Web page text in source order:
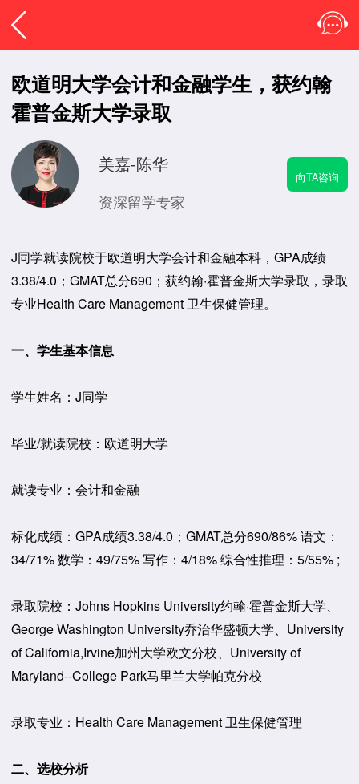
欧道明大学会计和金融学生，获约翰
霍普金斯大学录取
美嘉-陈华
资深留学专家
向TA咨询
J同学就读院校于欧道明大学会计和金融本科，GPA成绩
3.38/4.0；GMAT总分690；获约翰·霍普金斯大学录取，录取
专业Health Care Management 卫生保健管理。
一、学生基本信息
学生姓名：J同学
毕业/就读院校：欧道明大学
就读专业：会计和金融
标化成绩：GPA成绩3.38/4.0；GMAT总分690/86% 语文：
34/71% 数学：49/75% 写作：4/18% 综合性推理：5/55% ;
录取院校：Johns Hopkins University约翰·霍普金斯大学、
George Washington University乔治华盛顿大学、University
of California,Irvine加州大学欧文分校、University of
Maryland--College Park马里兰大学帕克分校
录取专业：Health Care Management 卫生保健管理
二、选校分析